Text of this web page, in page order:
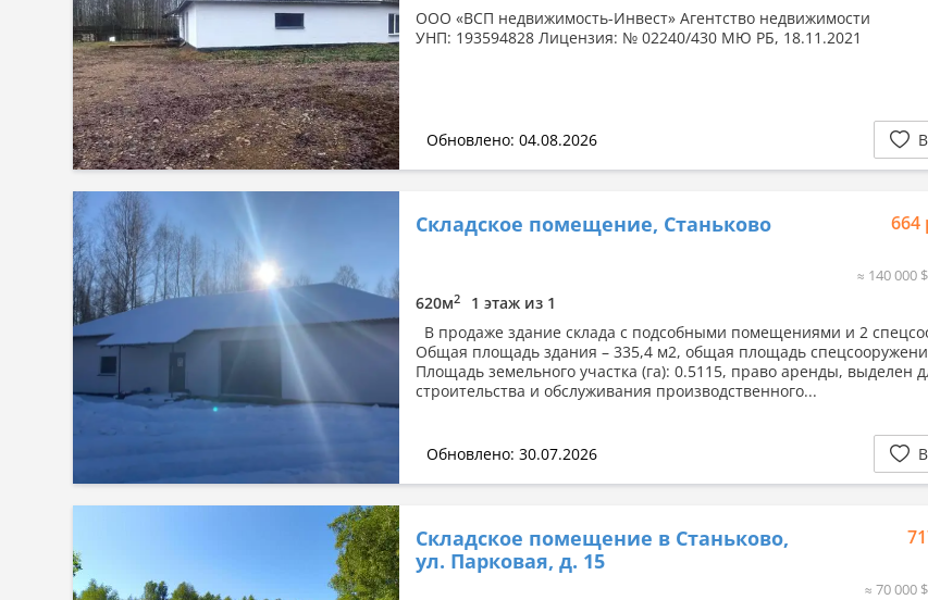
ООО «ВСП недвижимость-Инвест» Агентство недвижимости
УНП: 193594828 Лицензия: № 02240/430 МЮ РБ, 18.11.2021
Обновлено: 04.08.2026
Складское помещение, Станьково 664
≈ 140 000
620м2
1 этаж из 1
В продаже здание склада с подсобными помещениями и 2
Общая площадь здания – 335,4 м2, общая площадь
Площадь земельного участка (га): 0.5115, право аренды, выделен
строительства и обслуживания производственного...
Обновлено: 30.07.2026
Складское помещение в Станьково,
ул. Парковая, д. 15
≈ 70 000